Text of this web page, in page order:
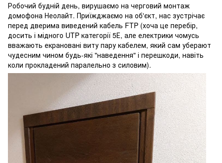
Робочий будній день, вирушаємо на черговий монтаж
домофона Неолайт. Приїжджаємо на об'єкт, нас зустрічає
перед дверима виведений кабель FTP (хоча це перебір,
досить і мідного UTP категорії 5Е, але електрики чомусь
вважають екрановані виту пару кабелем, який сам уберают
чудесним чином будь-які "наведення" і перешкоди, навіть
коли прокладений паралельно з силовим).